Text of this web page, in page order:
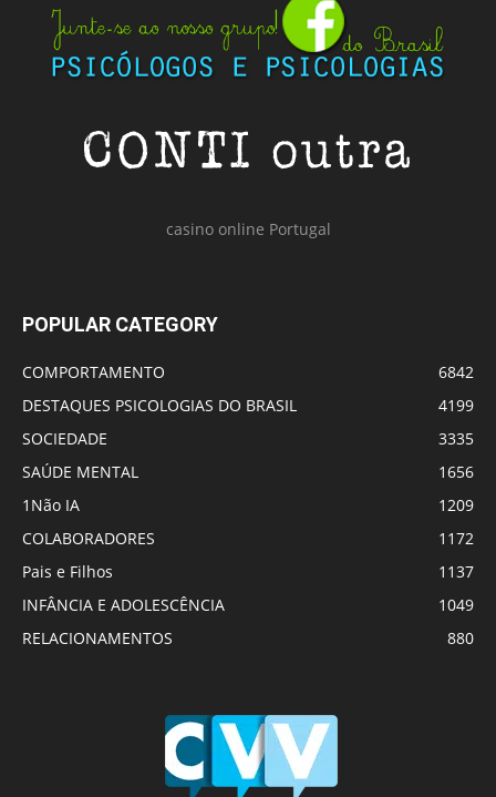
casino online Portugal
POPULAR CATEGORY
COMPORTAMENTO
6842
DESTAQUES PSICOLOGIAS DO BRASIL
4199
SOCIEDADE
3335
SAÚDE MENTAL
1656
1Não IA
1209
COLABORADORES
1172
Pais e Filhos
1137
INFÂNCIA E ADOLESCÊNCIA
1049
RELACIONAMENTOS
880